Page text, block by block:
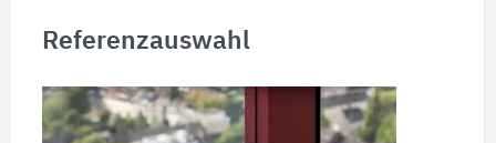
Referenzauswahl